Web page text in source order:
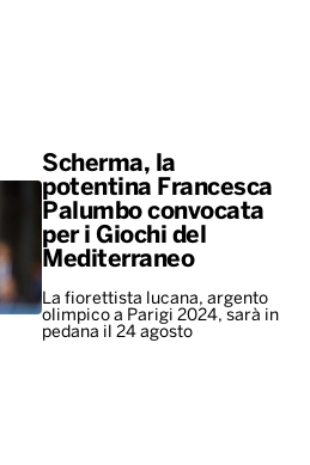
Scherma, la
potentina Francesca
Palumbo convocata
per i Giochi del
Mediterraneo
La fiorettista lucana, argento
olimpico a Parigi 2024, sarà in
pedana il 24 agosto